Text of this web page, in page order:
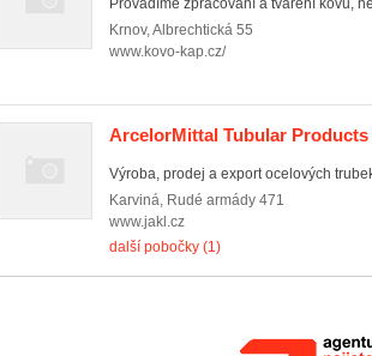
Provádíme zpracování a tváření kovů,
Krnov,Albrechtická 55
www.kovo-kap.cz/
ArcelorMittal Tubular Products
Výroba, prodej a export ocelových
Karviná, Rudé armády 471
www.jakl.cz
další pobočky (1)